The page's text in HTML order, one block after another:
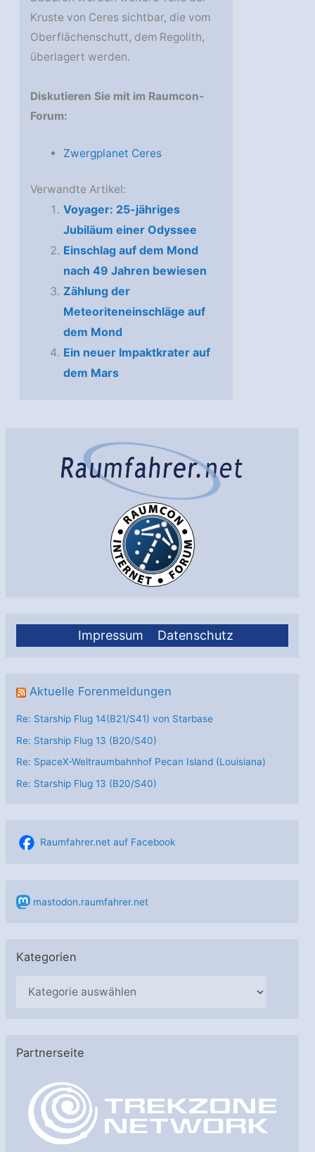
Impressum Datenschutz
Aktuelle Forenmeldungen
Re: Starship Flug 14(B21/S41) von Starbase
Re: Starship Flug 13 (B20/S40)
Re: SpaceX-Weltraumbahnhof Pecan Island (Louisiana)
Re: Starship Flug 13 (B20/S40)
Raumfahrer.net auf Facebook
mastodon.raumfahrer.net
Kategorien
g
Partnerseite
Kruste von Ceres sichtbar, die vom
Oberflächenschutt, dem Regolith,
überlagert werden.
Diskutieren Sie mit im Raumcon-
Forum:
Zwergplanet Ceres
Verwandte Artikel:
Voyager: 25-jähriges
Jubiläum einer Odyssee
Einschlag auf dem Mond
nach 49 Jahren bewiesen
Zählung der
Meteoriteneinschläge auf
dem Mond
Ein neuer Impaktkrater auf
dem Mars